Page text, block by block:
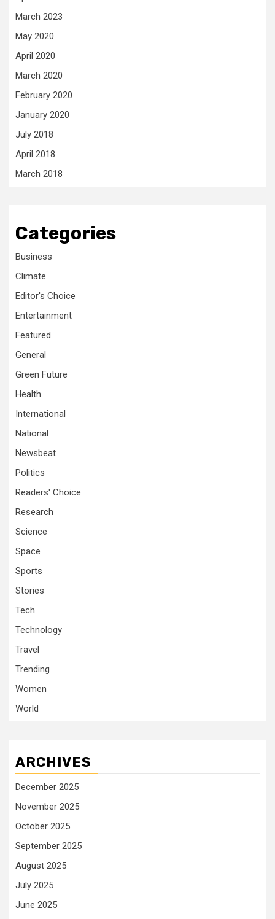
March 2023
May 2020
April 2020
March 2020
February 2020
January 2020
July 2018
April 2018
March 2018
Categories
Business
Climate
Editor's Choice
Entertainment
Featured
General
Green Future
Health
International
National
Newsbeat
Politics
Readers' Choice
Research
Science
Space
Sports
Stories
Tech
Technology
Travel
Trending
Women
World
ARCHIVES
December 2025
November 2025
October 2025
September 2025
August 2025
July 2025
June 2025